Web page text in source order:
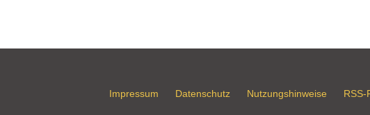
Impressum Datenschutz Nutzungshinweise RSS-